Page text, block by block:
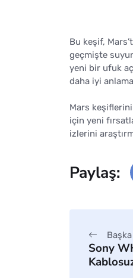
Bu keşif,
geçmişte
yeni bir ufuk
daha iyi
Mars
için yeni
izlerini
Paylaş:
Sony